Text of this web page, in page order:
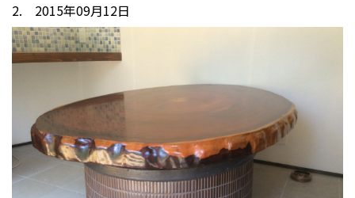
2. 2015年09月12日